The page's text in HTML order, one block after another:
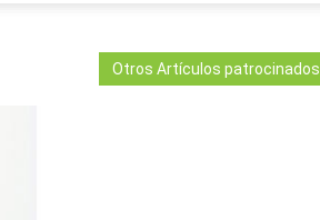
Otros Artículos patrocinados